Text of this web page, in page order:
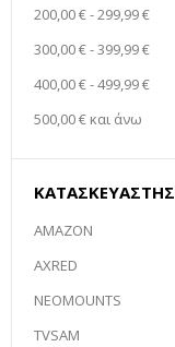
200,00 €-299,99 €
300,00 €-399,99 €
400,00 €-499,99 €
500,00 € και άνω
ΚΑΤΑΣΚΕΥΑΣΤΉΣ
AMAZON
AXRED
NEOMOUNTS
TVSAM